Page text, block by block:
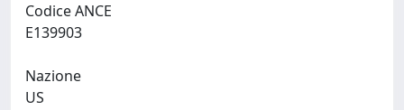
Codice ANCE
Nazione